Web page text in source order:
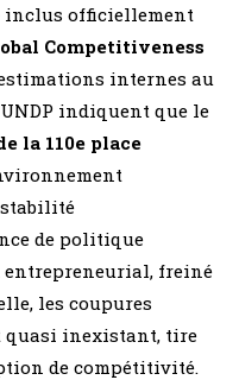
inclus officiellement
Competitiveness
estimations internes au
indiquent que le
la 110e place
de politique
entrepreneurial, freiné
les coupures
quasi inexistant, tire
de compétitivité.